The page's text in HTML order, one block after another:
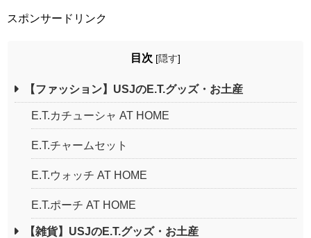
スポンサードリンク
目次 [隠す]
【ファッション】USJのE.T.グッズ・お土産
E.T.カチューシャ AT HOME
E.T.チャームセット
E.T.ウォッチ AT HOME
E.T.ポーチ AT HOME
【雑貨】USJのE.T.グッズ・お土産